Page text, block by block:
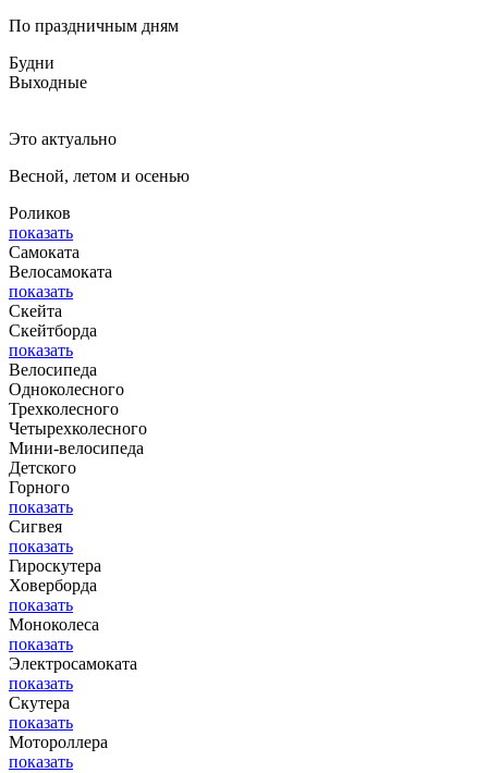
По праздничным дням
Будни
Выходные
Это актуально
Весной, летом и осенью
Роликов
показать
Самоката
Велосамоката
показать
Скейта
Скейтборда
показать
Велосипеда
Одноколесного
Трехколесного
Четырехколесного
Мини-велосипеда
Детского
Горного
показать
Сигвея
показать
Гироскутера
Ховерборда
показать
Моноколеса
показать
Электросамоката
показать
Скутера
показать
Мотороллера
показать